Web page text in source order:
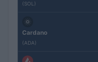
(SOL)
Cardano
(ADA)